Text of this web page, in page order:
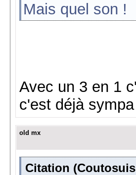
Mais quel son !
Avec un 3 en 1
c'est déjà sympa
old mx
Citation